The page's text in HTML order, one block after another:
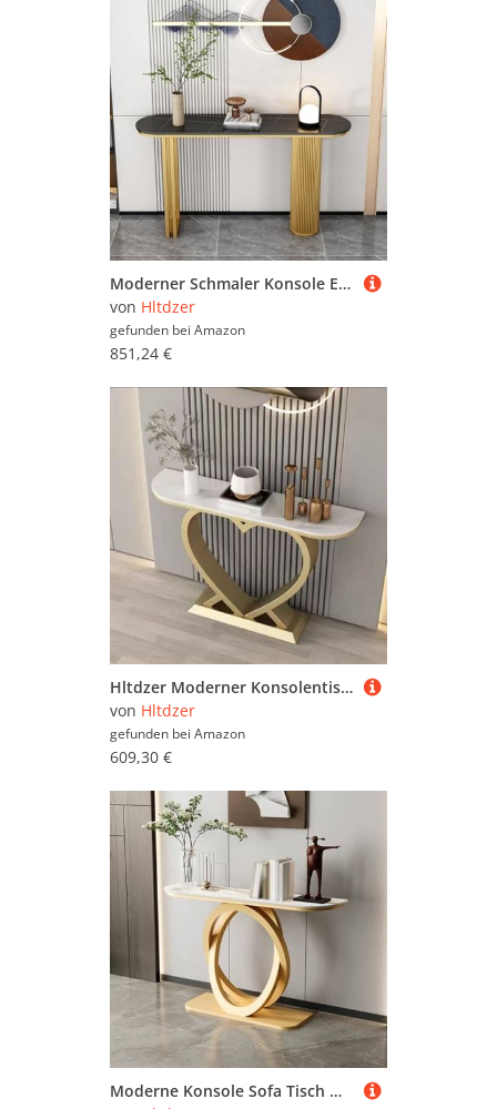
Moderner Schmaler Konsole Eingangs Akzent Tisch mit Geometrischer Basis Industrieller Steinplatte und Metall Rechteckrahmen Sofa Tisch Hinter Dem Sofa für Wohnzimmer(D,160*30*80CM/63*11.8*31.5IN)
von Hltdzer
gefunden bei Amazon
851,24 €
Hltdzer Moderner Konsolentisch aus Eisen mit herzförmigem Fuß und Antik-Finish, langes Regal, Wandregal, Flurtisch, Podest, Verandaschrank(D,80 * 30 * 80cm/31.5 * 11.8 * 31.5in)
von Hltdzer
gefunden bei Amazon
609,30 €
Moderne Konsole Sofa Tisch mit Geometric Metal Legs Console Console Sofa Tisch Against The Wall Hotel Long Porch Cabinet for Entrance Living Room(Gold,80 * 35 * 85CM/31,5 * 13,8 * 33,5IN)